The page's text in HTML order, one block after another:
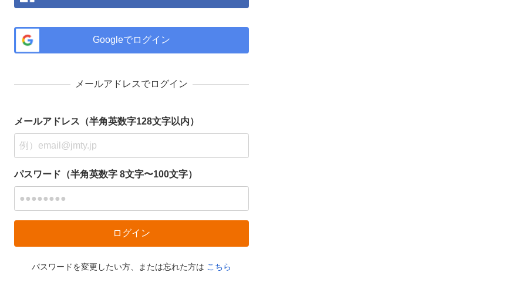
Googleでログイン
メールアドレスでログイン
メールアドレス（半角英数字128文字以内）
パスワード（半角英数字 8文字〜100文字）
パスワードを変更したい方、または忘れた方は こちら